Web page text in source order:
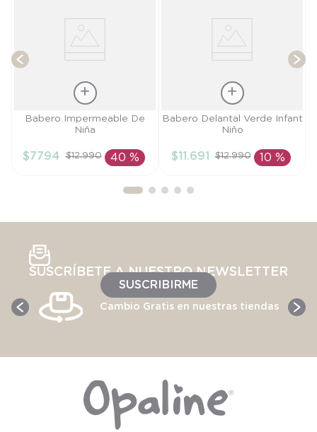
Talla
AÑADIR AL
Babero Impermeable De
Niña
$7794 $12.990 40 %
Talla
AÑADIR AL
Babero Delantal Verde Infant
Niño
$11 .691 $12.990 10 %
SUSCRÍBETE A NUESTRO NEWSLETTER
SUSCRIBIRME
Cambio Gratis en nuestras tiendas